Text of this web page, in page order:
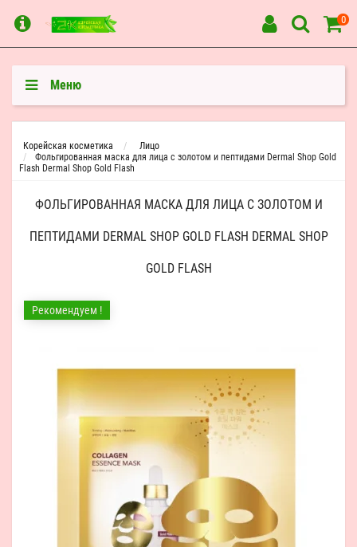
0
Меню
Корейская косметика
Лицо
Фольгированная маска для лица c золотом и пептидами Dermal Shop Gold
Flash Dermal Shop Gold Flash
ФОЛЬГИРОВАННАЯ МАСКА ДЛЯ ЛИЦА C ЗОЛОТОМ И
ПЕПТИДАМИ DERMAL SHOP GOLD FLASH DERMAL SHOP
GOLD FLASH
Рекомендуем !